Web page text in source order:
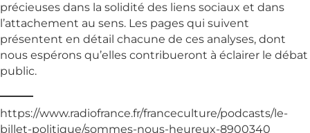
précieuses dans la solidité des liens sociaux et dans
l’attachement au sens. Les pages qui suivent
présentent en détail chacune de ces analyses, dont
nous espérons qu’elles contribueront à éclairer le débat
public.
https://www.radiofrance.fr/franceculture/podcasts/le-
billet-politique/sommes-nous-heureux-8900340